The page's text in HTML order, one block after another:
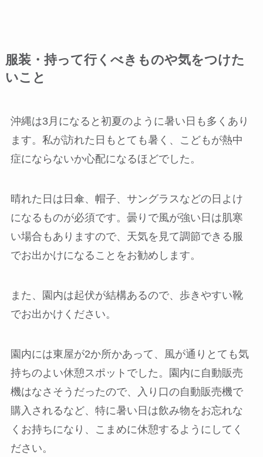
服装・持って行くべきものや気をつけた
いこと
沖縄は3月になると初夏のように暑い日も多くあり
ます。私が訪れた日もとても暑く、こどもが熱中
症にならないか心配になるほどでした。
晴れた日は 日傘、帽子、サングラスなどの日よけ
になるものが必須です。曇りで風が強い日は肌寒
い場合もありますので、天気を見て調節できる服
でお出かけになることをお勧めします。
また、園内は起伏が結構あるので、 歩きやすい靴
でお出かけください。
園内には東屋が2か所かあって、風が通りとても気
持ちのよい休憩スポットでした。園内に自動販売
機はなさそうだったので、入り口の自動販売機で
購入されるなど、特に暑い日は飲み物をお忘れな
くお持ちになり、こまめに休憩するようにしてく
ださい。